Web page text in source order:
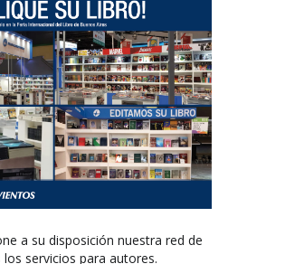
a su disposición nuestra red de
servicios para autores.